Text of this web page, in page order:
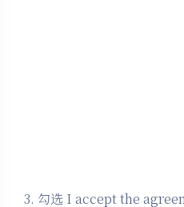
3. 勾选 I accept the